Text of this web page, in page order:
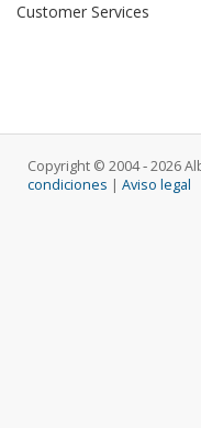
Customer Services
Copyright © 2004 ‐ 2026
condiciones | Aviso legal